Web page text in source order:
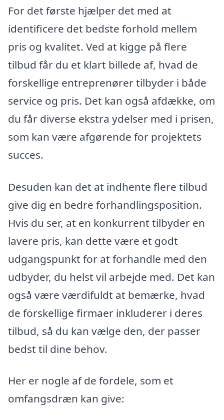
For det første hjælper det med at
identificere det bedste forhold mellem
pris og kvalitet. Ved at kigge på flere
tilbud får du et klart billede af, hvad de
forskellige entreprenører tilbyder i både
service og pris. Det kan også afdække, om
du får diverse ekstra ydelser med i prisen,
som kan være afgørende for projektets
succes.
Desuden kan det at indhente flere tilbud
give dig en bedre forhandlingsposition.
Hvis du ser, at en konkurrent tilbyder en
lavere pris, kan dette være et godt
udgangspunkt for at forhandle med den
udbyder, du helst vil arbejde med. Det kan
også være værdifuldt at bemærke, hvad
de forskellige firmaer inkluderer i deres
tilbud, så du kan vælge den, der passer
bedst til dine behov.
Her er nogle af de fordele, som et
omfangsdræn kan give: